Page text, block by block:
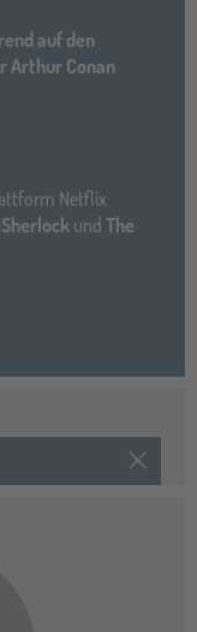
auf den
Arthur Conan
Netflix
und The